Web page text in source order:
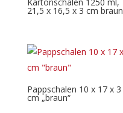
21,5 x 16,5 x 3 cm braun
Pappschalen 10 x 17 x 3
cm „braun“